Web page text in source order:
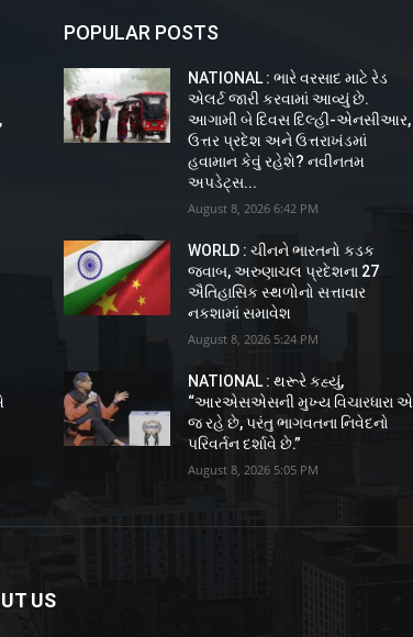
POPULAR POSTS
NATIONAL : ભારે વરસાદ માટે રેડ
એલર્ટ જારી કરવામાં આવ્યું છે.
આગામી બે દિવસ દિલ્હી-એનસીઆર,
ઉત્તર પ્રદેશ અને ઉત્તરાખંડમાં
હવામાન કેવું રહેશે? નવીનતમ
અપડેટ્સ...
August 8, 2026 6:42 PM
WORLD : ચીનને ભારતનો કડક
જવાબ, અરુણાચલ પ્રદેશના 27
ઐતિહાસિક સ્થળોનો સત્તાવાર
નકશામાં સમાવેશ
August 8, 2026 5:24 PM
NATIONAL : થરૂરે કહ્યું,
“આરએસએસની મુખ્ય વિચારધારા એ
જ રહે છે, પરંતુ ભાગવતના નિવેદનો
પરિવર્તન દર્શાવે છે.”
August 8, 2026 5:05 PM
US